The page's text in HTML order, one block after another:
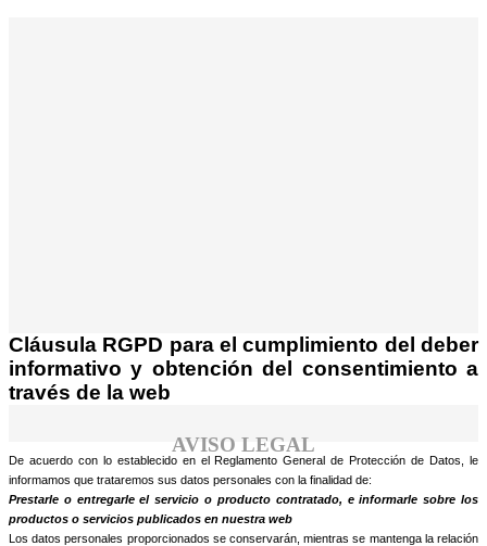
Cláusula RGPD para el cumplimiento del deber
informativo y obtención del consentimiento a
AVISO LEGAL
De acuerdo con lo establecido en el Reglamento General de Protección de Datos, le
informamos que trataremos sus datos personales con la finalidad de:
Prestarle o entregarle el servicio o producto contratado, e informarle sobre los